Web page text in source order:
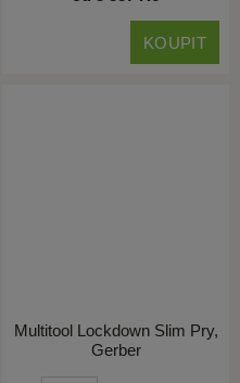
KOUPIT
Multitool Lockdown Slim Pry,
Gerber